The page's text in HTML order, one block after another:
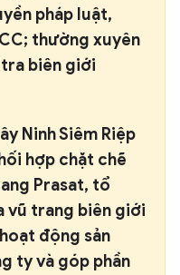
pháp luật,
thường xuyên
biên giới
Ninh Siêm Riệp
hợp chặt chẽ
Prasat, tổ
vũ trang biên giới
động sản
ty và góp phần